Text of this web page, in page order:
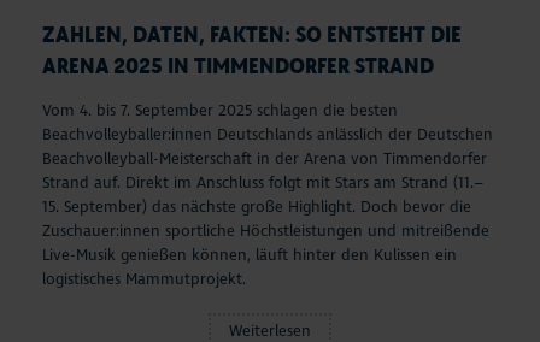
ZAHLEN, DATEN, FAKTEN: SO ENTSTEHT DIE
ARENA 2025 IN TIMMENDORFER STRAND
Vom 4. bis 7. September 2025 schlagen die besten
Beachvolleyballer:innen Deutschlands anlässlich der Deutschen
Beachvolleyball-Meisterschaft in der Arena von Timmendorfer
Strand auf. Direkt im Anschluss folgt mit Stars am Strand (11.–
15. September) das nächste große Highlight. Doch bevor die
Zuschauer:innen sportliche Höchstleistungen und mitreißende
Live-Musik genießen können, läuft hinter den Kulissen ein
logistisches Mammutprojekt.
Weiterlesen